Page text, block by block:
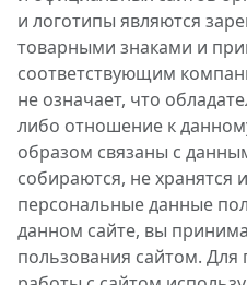
и логотипы являются
товарными знаками и
соответствующим
не означает, что
либо отношение к
образом связаны с
собираются, не хранятся
персональные данные
данном сайте, вы
пользования сайтом.